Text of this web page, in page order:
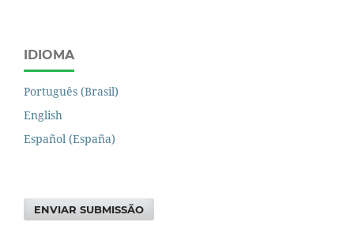
IDIOMA
Português (Brasil)
English
Español (España)
ENVIAR SUBMISSÃO